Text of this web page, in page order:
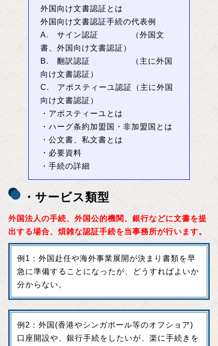
外国向け文書認証とは
外国向け文書認証手続の代表例
A. サイン認証 （外国文
書、外国向け文書認証）
B. 翻訳認証 （主に外国
向け文書認証）
C. アポスティーユ認証（主に外国
向け文書認証）
・アポスティーユとは
・ハーグ条約加盟国・非加盟国とは
・公文書、私文書とは
・必要資料
・手続の詳細
・サービス類型
外国法人の手続、外国公的機関、銀行などに文書を提
出する場合、煩雑な認証手続を当事務所が行います。
例1：外国赴任や海外事業展開が決まり書類を早
急に準備することになったが、どうすればよいか
分からない。
例2：外国(香港やシンガポール等のオフショア)
口座開設や、銀行手続をしたいが、楽に手続きを